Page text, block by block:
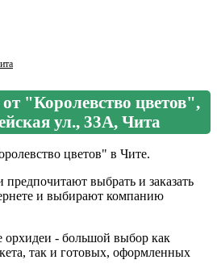
от "Королевство цветов",
ул., 33А, Чита
цветов" в Чите.
выбрать и заказать
и выбирают компанию
орхидеи - большой выбор как
так и готовых, оформленных